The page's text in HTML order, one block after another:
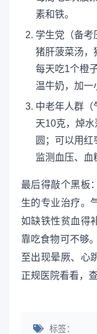
素和铁。
学生党（备考
猪肝菠菜汤，
每天吃1个橙
温牛奶，加一
中老年人群（
天10克，焯
圆；可以用
监测血压、血
最后得敲个黑板
生的专业治疗。
如缺铁性贫血得
靠吃食物可不够
至出现晕厥、心
正规医院看看，
标签：